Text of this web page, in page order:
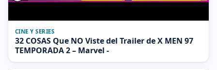
CINE Y SERIES
32 COSAS Que NO Viste del Trailer de X MEN 97
TEMPORADA 2 – Marvel -